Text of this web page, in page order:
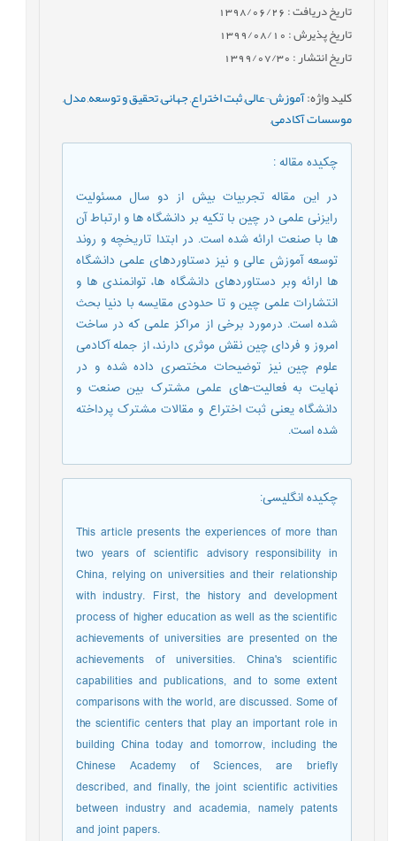
تاریخ دریافت : 1398/06/26
تاریخ پذیرش : 1399/08/10
تاریخ انتشار : 1399/07/30
کلید واژه:آموزش¬عالی,ثبت اختراع,جهانی,تحقیق و توسعه,مدل,
موسسات آکادمی,
چکیده مقاله:
در این مقاله تجربیات بیش از دو سال مسئولیت
رایزنی علمی در چین با تکیه بر دانشگاه ها و ارتباط آن
ها با صنعت ارائه شده است. در ابتدا تاریخچه و روند
توسعه آموزش عالی و نیز دستاوردهای علمی دانشگاه
ها ارائه وبر دستاوردهای دانشگاه ها، توانمندی ها و
انتشارات علمی چین و تا حدودی مقایسه با دنیا بحث
شده است. درمورد برخی از مراکز علمی که در ساخت
امروز و فردای چین نقش موثری دارند، از جمله آکادمی
علوم چین نیز توضیحات مختصری داده شده و در
نهایت به فعالیت-های علمی مشترک بین صنعت و
دانشگاه یعنی ثبت اختراع و مقالات مشترک پرداخته
شده است.
چکیده انگلیسی:
This article presents the experiences of more than
two years of scientific advisory responsibility in
China, relying on universities and their relationship
with industry. First, the history and development
process of higher education as well as the scientific
achievements of universities are presented on the
achievements of universities. China's scientific
capabilities and publications, and to some extent
comparisons with the world, are discussed. Some of
the scientific centers that play an important role in
building China today and tomorrow, including the
Chinese Academy of Sciences, are briefly
described, and finally, the joint scientific activities
between industry and academia, namely patents
and joint papers.